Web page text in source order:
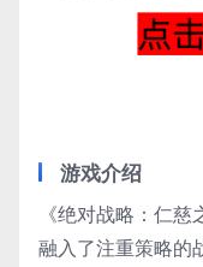
游戏介绍
《绝对战略：仁
融入了注重策略的